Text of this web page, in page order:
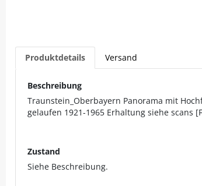
Produktdetails Versand
Beschreibung
Traunstein_Oberbayern Panorama mit
gelaufen 1921-1965 Erhaltung siehe scans
Zustand
Siehe Beschreibung.